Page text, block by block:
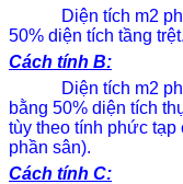
Diện tích m2 phần
50% diện tích tầng trệt.
Cách tính B:
Diện tích m2
bằng 50% diện tích
tùy theo tính phức tạp
phần sân).
Cách tính C: